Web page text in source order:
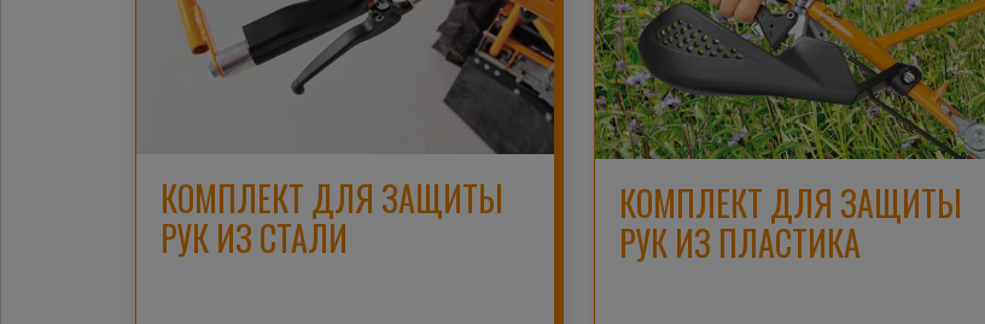
КОМПЛЕКТ ДЛЯ ЗАЩИТЫ
РУК ИЗ СТАЛИ
КОМПЛЕКТ ДЛЯ ЗАЩИТЫ
РУК ИЗ ПЛАСТИКА